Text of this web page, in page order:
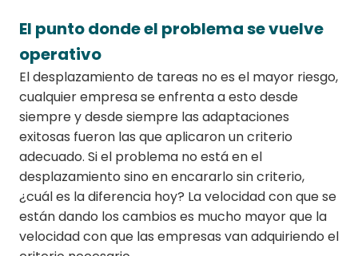
El punto donde el problema se vuelve
operativo
El desplazamiento de tareas no es el mayor riesgo,
cualquier empresa se enfrenta a esto desde
siempre y desde siempre las adaptaciones
exitosas fueron las que aplicaron un criterio
adecuado. Si el problema no está en el
desplazamiento sino en encararlo sin criterio,
¿cuál es la diferencia hoy? La velocidad con que se
están dando los cambios es mucho mayor que la
velocidad con que las empresas van adquiriendo el